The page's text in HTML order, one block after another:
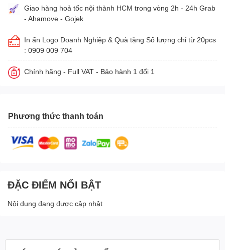
Giao hàng hoả tốc nội thành HCM trong vòng 2h - 24h Grab
- Ahamove - Gojek
In ấn Logo Doanh Nghiệp & Quà tặng Số lượng chỉ từ 20pcs
: 0909 009 704
Chính hãng - Full VAT - Bảo hành 1 đổi 1
Phương thức thanh toán
ĐẶC ĐIỂM NỔI BẬT
Nội dung đang được cập nhật